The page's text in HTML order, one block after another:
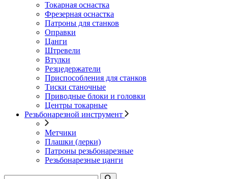
Токарная оснастка
Фрезерная оснастка
Патроны для станков
Оправки
Цанги
Штревели
Втулки
Резцедержатели
Приспособления для станков
Тиски станочные
Приводные блоки и головки
Центры токарные
Резьбонарезной инструмент
Метчики
Плашки (лерки)
Патроны резьбонарезные
Резьбонарезные цанги